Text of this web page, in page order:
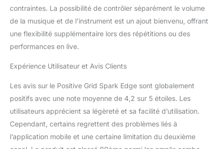
contraintes. La possibilité de contrôler séparément le volume
de la musique et de l’instrument est un ajout bienvenu, offrant
une flexibilité supplémentaire lors des répétitions ou des
performances en live.
Expérience Utilisateur et Avis Clients
Les avis sur le Positive Grid Spark Edge sont globalement
positifs avec une note moyenne de 4,2 sur 5 étoiles. Les
utilisateurs apprécient sa légèreté et sa facilité d’utilisation.
Cependant, certains regrettent des problèmes liés à
l’application mobile et une certaine limitation du deuxième